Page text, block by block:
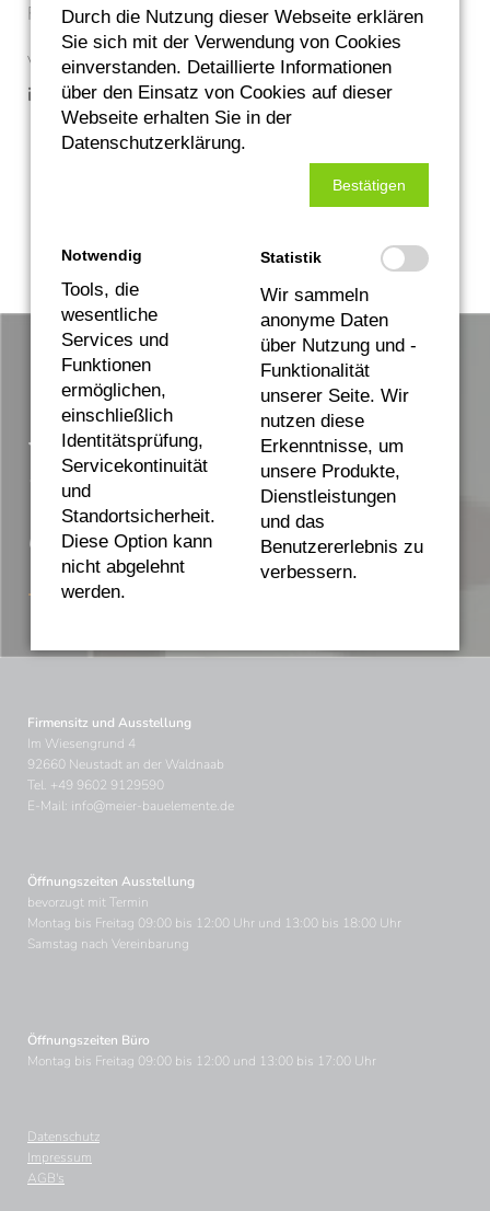
Fischhofpark.
Vorbeikommen und sich freuen auf einGespräch mit
interessanten Lösungen zu Ihren Anfragen.
Zurück zur Übersicht
Welches Neu- oder
Sanierungsprojekt dürfen
wir für Sie planen und
umsetzen?
Rufen Sie uns an – Tel.
+49 9602 9129590
Firmensitz und Ausstellung
Im Wiesengrund 4
92660 Neustadt an der Waldnaab
Tel. +49 9602 9129590
E-Mail: info@meier-bauelemente.de
Öffnungszeiten Ausstellung
bevorzugt mit Termin
Montag bis Freitag 09:00 bis 12:00 Uhr und 13:00 bis 18:00 Uhr
Samstag nach Vereinbarung
Öffnungszeiten Büro
Montag bis Freitag 09:00 bis 12:00 und 13:00 bis 17:00 Uhr
Navigation
überspringen
Datenschutz
Impressum
AGB's
Durch die Nutzung dieser Webseite erklären
Sie sich mit der Verwendung von Cookies
einverstanden. Detaillierte Informationen
über den Einsatz von Cookies auf dieser
Webseite erhalten Sie in der
Datenschutzerklärung.
Bestätigen
Notwendig
Tools, die
wesentliche
Services und
Funktionen
ermöglichen,
einschließlich
Identitätsprüfung,
Servicekontinuität
und
Standortsicherheit.
Diese Option kann
nicht abgelehnt
werden.
Statistik
Wir sammeln
anonyme Daten
über Nutzung und -
Funktionalität
unserer Seite. Wir
nutzen diese
Erkenntnisse, um
unsere Produkte,
Dienstleistungen
und das
Benutzererlebnis zu
verbessern.